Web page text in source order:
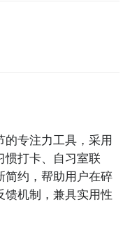
专注力工具，采用
惯打卡、自习室联
简约，帮助用户在碎
馈机制，兼具实用性